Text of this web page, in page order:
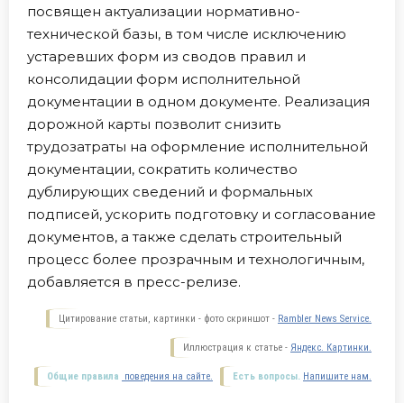
посвящен актуализации нормативно-
технической базы, в том числе исключению
устаревших форм из сводов правил и
консолидации форм исполнительной
документации в одном документе. Реализация
дорожной карты позволит снизить
трудозатраты на оформление исполнительной
документации, сократить количество
дублирующих сведений и формальных
подписей, ускорить подготовку и согласование
документов, а также сделать строительный
процесс более прозрачным и технологичным,
добавляется в пресс-релизе.
Цитирование статьи, картинки - фото скриншот - Rambler News Service.
Иллюстрация к статье - Яндекс. Картинки.
Есть вопросы. Напишите нам.
Общие правила поведения на сайте.